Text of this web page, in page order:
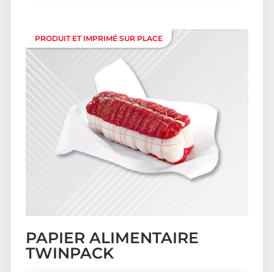
PAPIER ALIMENTAIRE
TWINPACK
PRODUIT ET IMPRIMÉ SUR PLACE